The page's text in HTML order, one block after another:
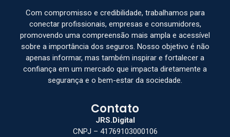
Com compromisso e credibilidade, trabalhamos para
conectar profissionais, empresas e consumidores,
promovendo uma compreensão mais ampla e acessível
sobre a importância dos seguros. Nosso objetivo é não
apenas informar, mas também inspirar e fortalecer a
confiança em um mercado que impacta diretamente a
segurança e o bem-estar da sociedade.
Contato
JRS.Digital
CNPJ – 41769103000106